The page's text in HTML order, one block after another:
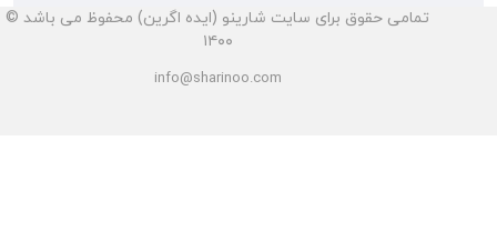
تمامی حقوق برای سایت شارینو (ایده اگرین) محفوظ می باشد ©
۱۴۰۰
info@sharinoo.com